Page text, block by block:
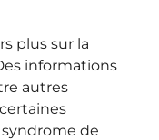
plus sur la
informations
autres
de